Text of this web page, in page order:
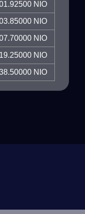
NIO
NIO
NIO
NIO
NIO